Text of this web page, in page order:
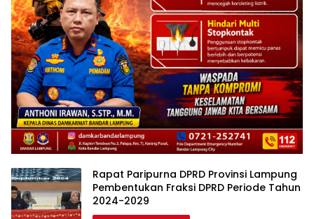
Rapat Paripurna DPRD Provinsi Lampung
Pembentukan Fraksi DPRD Periode Tahun
2024-2029